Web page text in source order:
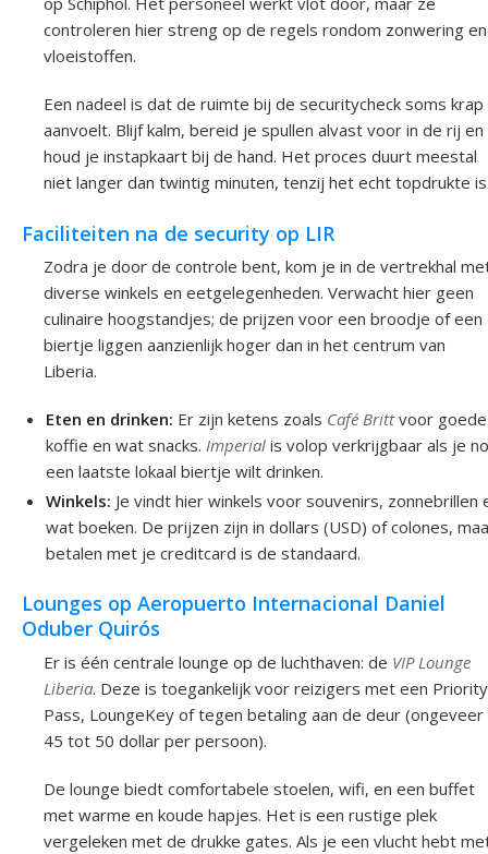
controleren hier streng op de regels rondom zonwering en
vloeistoffen.
Een nadeel is dat de ruimte bij de securitycheck soms krap
aanvoelt. Blijf kalm, bereid je spullen alvast voor in de rij en
houd je instapkaart bij de hand. Het proces duurt meestal
niet langer dan twintig minuten, tenzij het echt topdrukte
Faciliteiten na de security op LIR
Zodra je door de controle bent, kom je in de vertrekhal
diverse winkels en eetgelegenheden. Verwacht hier geen
culinaire hoogstandjes; de prijzen voor een broodje of een
biertje liggen aanzienlijk hoger dan in het centrum van
Liberia.
Eten en drinken: Er zijn ketens zoals Café Brittvoor goede
koffie en wat snacks.Imperial is volop verkrijgbaar als je
een laatste lokaal biertje wilt drinken.
Winkels: Je vindt hier winkels voor souvenirs, zonnebrillen
wat boeken. De prijzen zijn in dollars (USD) of colones,
betalen met je creditcard is de standaard.
Lounges op Aeropuerto Internacional Daniel
Oduber Quirós
Er is één centrale lounge op de luchthaven: de VIP Lounge
Liberia. Deze is toegankelijk voor reizigers met een Priority
Pass, LoungeKey of tegen betaling aan de deur (ongeveer
45 tot 50 dollar per persoon).
De lounge biedt comfortabele stoelen, wifi, en een buffet
met warme en koude hapjes. Het is een rustige plek
vergeleken met de drukke gates. Als je een vlucht hebt